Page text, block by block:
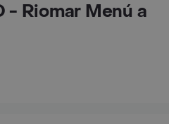
- Riomar Menú a